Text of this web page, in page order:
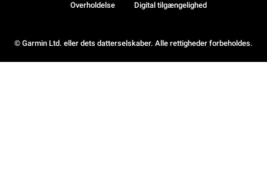
© Garmin Ltd. eller dets datterselskaber. Alle rettigheder forbeholdes.
Overholdelse Digital tilgængelighed